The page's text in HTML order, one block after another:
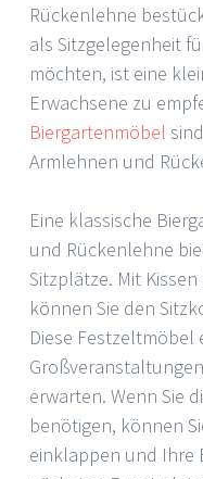
Rückenlehne
als Sitzgelegenheit
möchten, ist eine
Erwachsene zu
Biergartenmöbel
Armlehnen und
Eine klassische
und Rückenlehne
Sitzplätze. Mit
können Sie den
Diese
erwarten. Wenn Sie
benötigen, können
einklappen und Ihre